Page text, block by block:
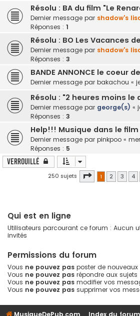
Résolu : BA du film "Le
Dernier message par shadow's
Réponses : 1
Résolu : BO Les Vacances
Dernier message par shadow's
Réponses : 3
BANDE ANNONCE le coeur
Dernier message par bakachou «
Résolu : "2 heures moins le
Dernier message par george(s) «
Réponses : 3
Help!!! Musique dans le
Dernier message par pinkpoo «
Réponses : 5
Verrouillé
250 sujets Page 1sur7
1 2 3 4
Qui est en ligne
Utilisateurs parcourant ce forum : Aucun
invités
Permissions du forum
Vous ne pouvez pas poster de nouveaux
Vous ne pouvez pas répondre aux sujets
Vous ne pouvez pas modifier vos
Vous ne pouvez pas supprimer vos